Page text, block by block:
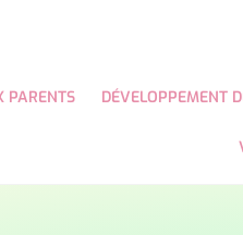
PARENTS DÉVELOPPEMENT